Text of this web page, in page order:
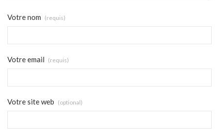
Votre nom (requis)
Votre email (requis)
Votre site web (optional)